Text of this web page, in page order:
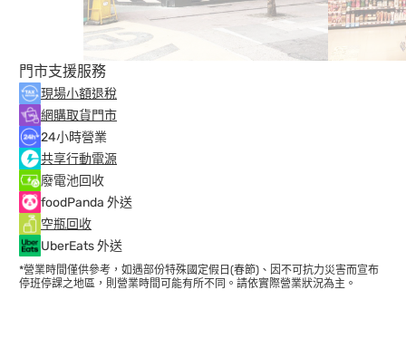
門市支援服務
現場小額退稅
網購取貨門市
24小時營業
共享行動電源
廢電池回收
foodPanda 外送
空瓶回收
UberEats 外送
*營業時間僅供參考，如遇部份特殊國定假日(春節)、因不可抗力災害而宣布
停班停課之地區，則營業時間可能有所不同。請依實際營業狀況為主。